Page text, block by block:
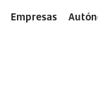
Empresas